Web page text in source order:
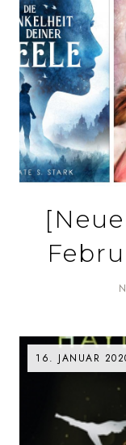
16. JANUAR